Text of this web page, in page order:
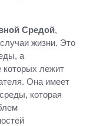
Средой,
жизни. Это
а
которых лежит
Она имеет
которая